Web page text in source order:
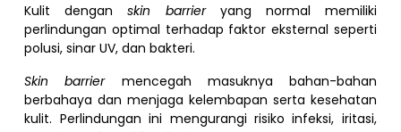
Kulit denganskin barrieryang normal memiliki
perlindungan optimal terhadap faktor eksternal seperti
polusi, sinar UV, dan bakteri.
Skin barriermencegah masuknya bahan-bahan
berbahaya dan menjaga kelembapan serta kesehatan
kulit. Perlindungan ini mengurangi risiko infeksi, iritasi,